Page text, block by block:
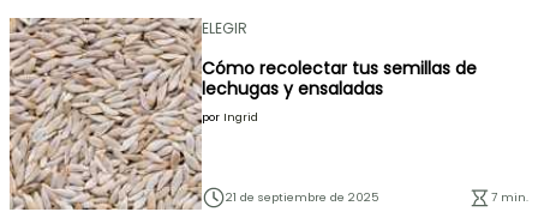
ELEGIR
Cómo recolectar tus semillas de
lechugas y ensaladas
por Ingrid
21 de septiembre de 2025 7 min.